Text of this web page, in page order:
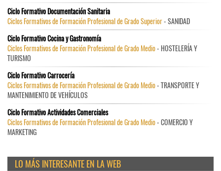
Ciclo Formativo Documentación Sanitaria
Ciclos Formativos de Formación Profesional de Grado Superior- SANIDAD
Ciclo Formativo Cocina y Gastronomía
Ciclos Formativos de Formación Profesional de Grado Medio- HOSTELERÍA Y
TURISMO
Ciclo Formativo Carrocería
Ciclos Formativos de Formación Profesional de Grado Medio- TRANSPORTE Y
MANTENIMIENTO DE VEHÍCULOS
Ciclo Formativo Actividades Comerciales
Ciclos Formativos de Formación Profesional de Grado Medio- COMERCIO Y
MARKETING
LO MÁS INTERESANTE EN LA WEB